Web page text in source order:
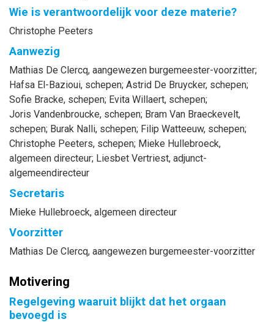
Wie is verantwoordelijk voor deze materie?
Christophe Peeters
Aanwezig
Mathias De Clercq, aangewezen burgemeester-voorzitter;
Hafsa El-Bazioui, schepen; Astrid De Bruycker, schepen;
Sofie Bracke, schepen; Evita Willaert, schepen;
Joris Vandenbroucke, schepen; Bram Van Braeckevelt,
schepen; Burak Nalli, schepen; Filip Watteeuw, schepen;
Christophe Peeters, schepen; Mieke Hullebroeck,
algemeen directeur; Liesbet Vertriest, adjunct-
algemeendirecteur
Secretaris
Mieke Hullebroeck, algemeen directeur
Voorzitter
Mathias De Clercq, aangewezen burgemeester-voorzitter
Motivering
Regelgeving waaruit blijkt dat het orgaan
bevoegd is